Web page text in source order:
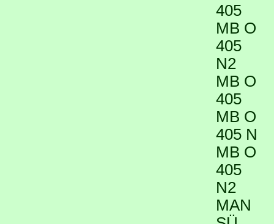
405
MB O
405
N2
MB O
405
MB O
405 N
MB O
405
N2
MAN